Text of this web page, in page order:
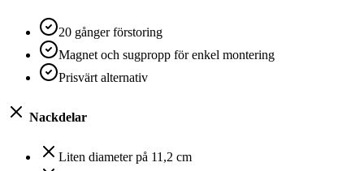
20 gånger förstoring
Magnet och sugpropp för enkel montering
Prisvärt alternativ
Nackdelar
Liten diameter på 11,2 cm